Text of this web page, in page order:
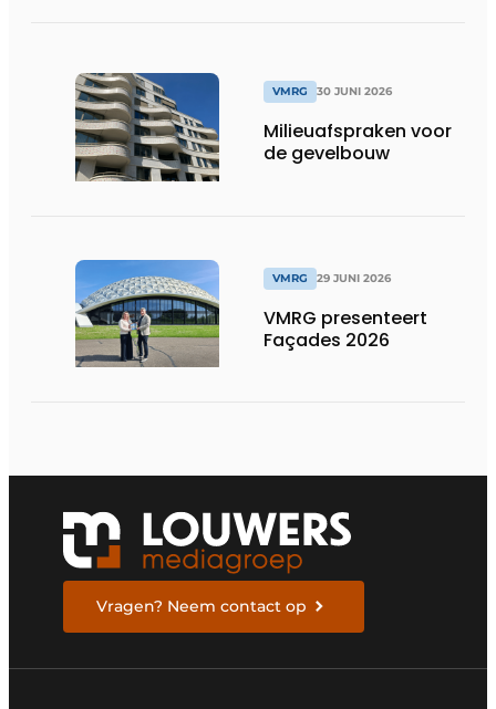
VMRG 30 JUNI 2026
Milieuafspraken voor
de gevelbouw
VMRG 29 JUNI 2026
VMRG presenteert
Façades 2026
Vragen? Neem contact op